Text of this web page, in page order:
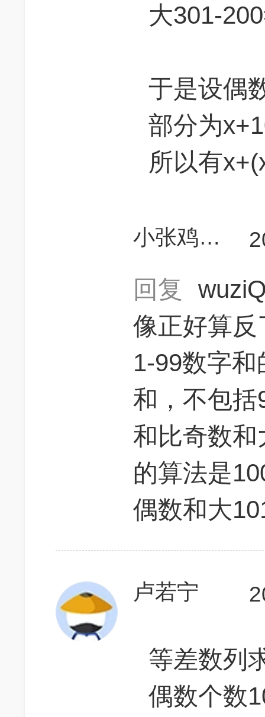
大301-
于是设偶
部分为
所以有
小张鸡麦700
回复
像正好算
1-99数字
和，不包括
和比奇数和
的算法是
偶数和大
卢若宁
等差数列
偶数个数